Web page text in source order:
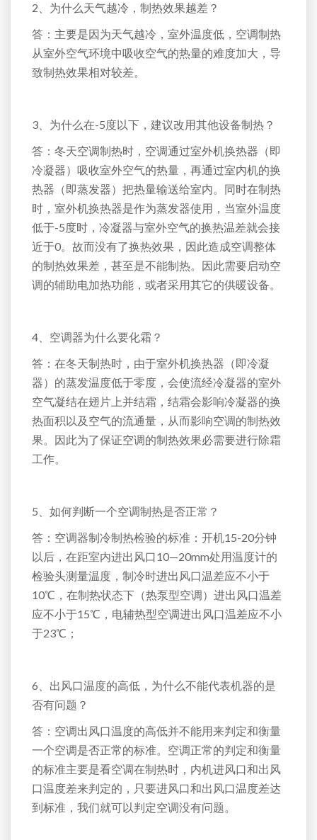
2、为什么天气越冷，制热效果越差？
答：主要是因为天气越冷，室外温度低，空调制热
从室外空气环境中吸收空气的热量的难度加大，导
致制热效果相对较差。
3、为什么在-5度以下，建议改用其他设备制热？
答：冬天空调制热时，空调通过室外机换热器（即
冷凝器）吸收室外空气的热量，再通过室内机的换
热器（即蒸发器）把热量输送给室内。同时在制热
时，室外机换热器是作为蒸发器使用，当室外温度
低于-5度时，冷凝器与室外空气的换热温差就会接
近于0。故而没有了换热效果，因此造成空调整体
的制热效果差，甚至是不能制热。因此需要启动空
调的辅助电加热功能，或者采用其它的供暖设备。
4、空调器为什么要化霜？
答：在冬天制热时，由于室外机换热器（即冷凝
器）的蒸发温度低于零度，会使流经冷凝器的室外
空气凝结在翅片上并结霜，结霜会影响冷凝器的换
热面积以及空气的流通量，从而影响空调的制热效
果。因此为了保证空调的制热效果必需要进行除霜
工作。
5、如何判断一个空调制热是否正常？
答：空调器制冷制热检验的标准：开机15-20分钟
以后，在距室内进出风口10—20mm处用温度计的
检验头测量温度，制冷时进出风口温差应不小于
10℃，在制热状态下（热泵型空调）进出风口温差
应不小于15℃，电辅热型空调进出风口温差应不小
于23℃；
6、出风口温度的高低，为什么不能代表机器的是
否有问题？
答：空调出风口温度的高低并不能用来判定和衡量
一个空调是否正常的标准。空调正常的判定和衡量
的标准主要是看空调在制热时，内机进风口和出风
口温度差来判定的，只要进风口和出风口温度差达
到标准，我们就可以判定空调没有问题。